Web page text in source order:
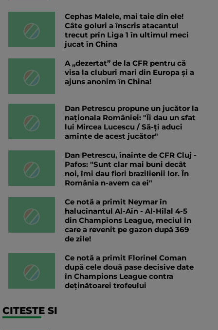
Cephas Malele, mai taie din ele!
Câte goluri a înscris atacantul
trecut prin Liga 1 în ultimul meci
jucat în China
A „dezertat” de la CFR pentru că
visa la cluburi mari din Europa și a
ajuns anonim în China!
Dan Petrescu propune un jucător la
naționala României: "Îi dau un sfat
lui Mircea Lucescu / Să-ți aduci
aminte de acest jucător"
Dan Petrescu, înainte de CFR Cluj -
Pafos: "Sunt clar mai buni decât
noi, îmi dau fiori brazilienii lor. În
România n-avem ca ei"
Ce notă a primit Neymar în
halucinantul Al-Ain - Al-Hilal 4-5
din Champions League, meciul în
care a revenit pe gazon după 369
de zile!
Ce notă a primit Florinel Coman
după cele două pase decisive date
în Champions League contra
deținătoarei trofeului
CITESTE SI